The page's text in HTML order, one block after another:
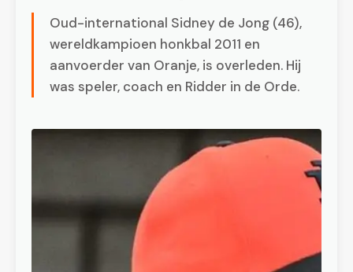
Oud-international Sidney de Jong (46),
wereldkampioen honkbal 2011 en
aanvoerder van Oranje, is overleden. Hij
was speler, coach en Ridder in de Orde.